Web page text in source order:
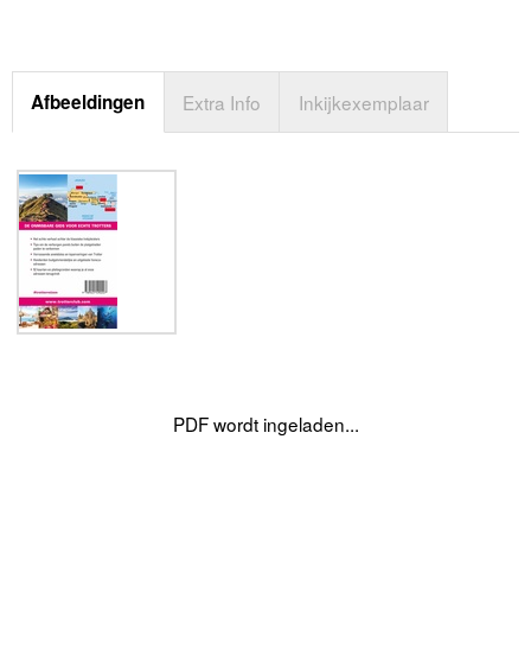
Afbeeldingen Extra Info Inkijkexemplaar
PDF wordt ingeladen...